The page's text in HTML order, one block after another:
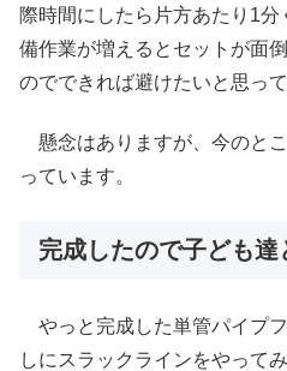
際時間にしたら片方あたり1
備作業が増えるとセットが面
のでできれば避けたいと思って
懸念はありますが、今のと
っています。
完成したので子ども達
やっと完成した単管パイプ
しにスラックラインをやって